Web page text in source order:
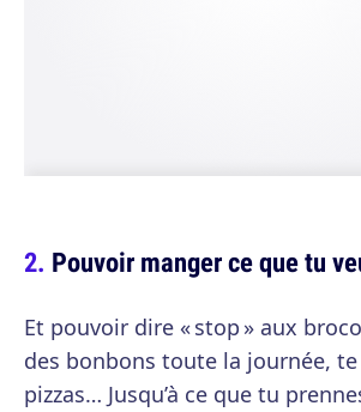
Pouvoir manger ce que tu
Et pouvoir dire « stop » aux
des bonbons toute la journée,
pizzas… Jusqu’à ce que tu